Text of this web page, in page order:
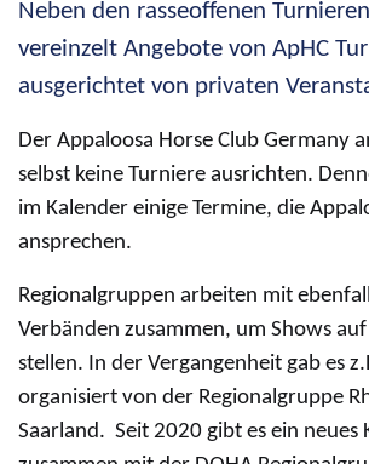
Neben den rasseoffenen
vereinzelt Angebote von ApHC
ausgerichtet von privaten
Der Appaloosa Horse Club Germany
selbst keine Turniere ausrichten.
im Kalender einige Termine, die
ansprechen.
Regionalgruppen arbeiten mit
Verbänden zusammen, um Shows
stellen. In der Vergangenheit gab es
organisiert von der Regionalgruppe
Saarland. Seit 2020 gibt es ein neues